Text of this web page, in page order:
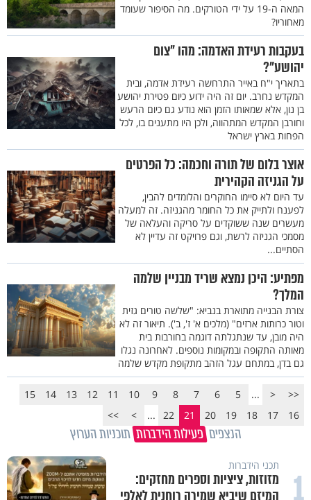
המאה ה-19 על ידי הטורקים. מה הסיפור שעומד
מאחוריו?
בעקבות רעידת האדמה: מהו "צום
יהושע"?
בתאריך י"ח באייר התרחשה רעידת אדמה, ובית
המקדש נחרב. יום זה היה ידוע כיום פטירת יהושע
בן נון, אלא שמאותו הזמן הוא נודע גם כיום הרעש
וחורבן המקדש המתהווה, ולכן היו מתענים בו, לכל
הפחות בארץ ישראל
אוצר בלום של תורה וחכמה: כל הפרטים
על הגניזה הקהירית
עד היום לא סיימו החוקרים והלומדים להבין,
לפענח ולתייק את כל החומר מהגניזה. זה למעלה
מעשרים שנה ששוקדים על סריקה והעלאה של
מסמכי הגניזה לרשת, וגם פרויקט זה עדיין לא
הסתיים...
מפתיע: היכן נמצא שריד מבניין שלמה
המלך?
צורת הבנייה מתוארת בנביא: "שלשה טורים גזית
וטור כרותות ארזים" (מלכים א' ז', ב'). תיאור זה לא
היה מובן, עד שנתגלתה דוגמה בחורבות בית
מאותה התקופה ובמקומות נוספים. לאחרונה נגלו
גם בדן, במתחם עגל הזהב מתקופת מקדש שלמה
<<
<
...
5
6
7
8
9
10
11
12
13
14
15
16
17
18
19
20
21
22
...
>
>>
הנצפים פעילות הידברות תוכניות הערוץ
1 תכני הידברות
מזוזות, ציציות וספרים מחזקים:
המיזם שיביא שמירה רוחנית לאלפי